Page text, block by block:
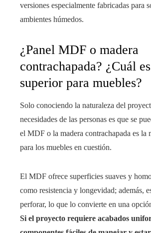
versiones especialmente fabricadas para
ambientes húmedos.
¿Panel MDF o madera
contrachapada? ¿Cuál
superior para muebles?
Solo conociendo la naturaleza del
necesidades de las personas es que se
el MDF o la madera contrachapada es la
para los muebles en cuestión.
El MDF ofrece superficies suaves y
como resistencia y longevidad; además,
perforar, lo que lo convierte en una
Si el proyecto requiere acabados